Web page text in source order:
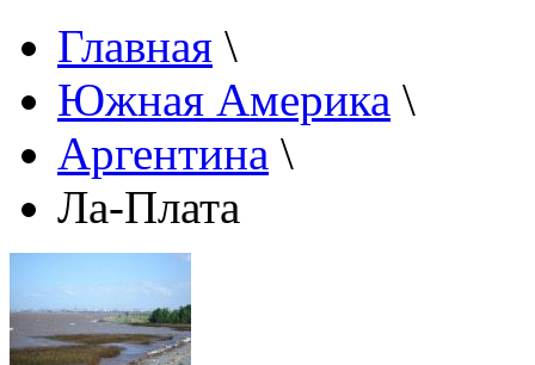
Главная \
Южная Америка \
Аргентина \
Ла-Плата